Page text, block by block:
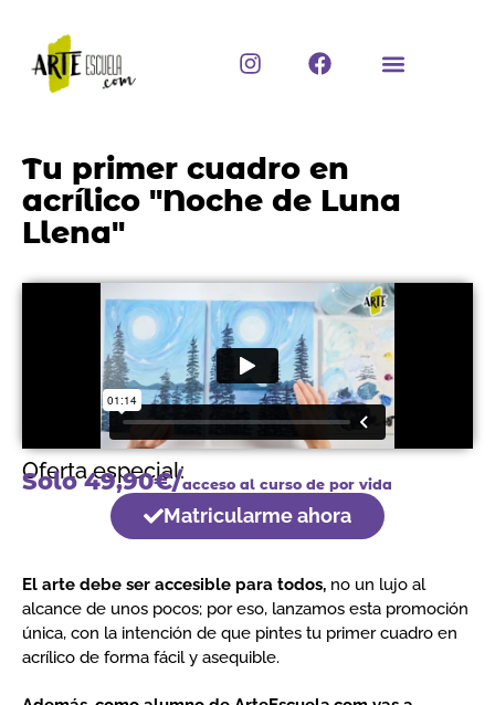
contenido
I
n
g
r
a
F
a
o
o
k
Tu primer cuadro en
acrílico "Noche de Luna
Llena"
Oferta especial:
Solo 49,90€/acceso al curso de por vida
Matricularme ahora
El arte debe ser accesible para todos, no un lujo al
alcance de unos pocos; por eso, lanzamos esta promoción
única, con la intención de que pintes tu primer cuadro en
acrílico de forma fácil y asequible.